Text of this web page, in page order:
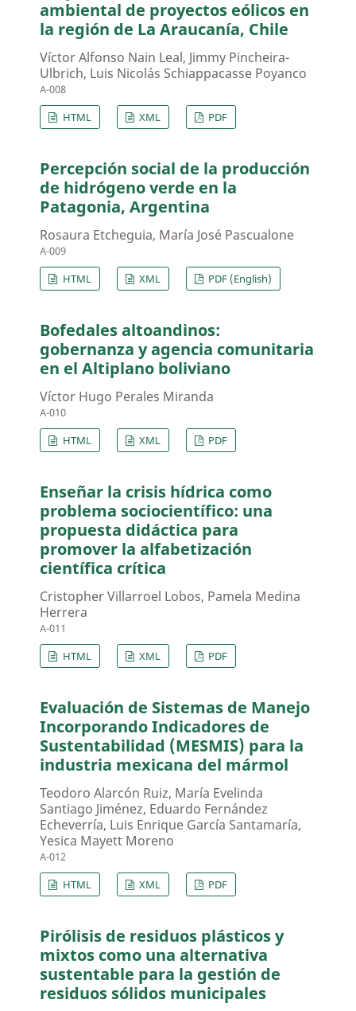
ambiental de proyectos eólicos en
la región de La Araucanía, Chile
Víctor Alfonso Nain Leal, Jimmy Pincheira-
Ulbrich, Luis Nicolás Schiappacasse Poyanco
A-008
HTML
XML PDF
Percepción social de la producción
de hidrógeno verde en la
Patagonia, Argentina
Rosaura Etcheguia, María José Pascualone
A-009
HTML
XML PDF (English)
Bofedales altoandinos:
gobernanza y agencia comunitaria
en el Altiplano boliviano
Víctor Hugo Perales Miranda
A-010
HTML
XML PDF
Enseñar la crisis hídrica como
problema sociocientífico: una
propuesta didáctica para
promover la alfabetización
científica crítica
Cristopher Villarroel Lobos, Pamela Medina
Herrera
A-011
HTML
XML PDF
Evaluación de Sistemas de Manejo
Incorporando Indicadores de
Sustentabilidad (MESMIS) para la
industria mexicana del mármol
Teodoro Alarcón Ruiz, María Evelinda
Santiago Jiménez, Eduardo Fernández
Echeverría, Luis Enrique García Santamaría,
Yesica Mayett Moreno
A-012
HTML
XML PDF
Pirólisis de residuos plásticos y
mixtos como una alternativa
sustentable para la gestión de
residuos sólidos municipales